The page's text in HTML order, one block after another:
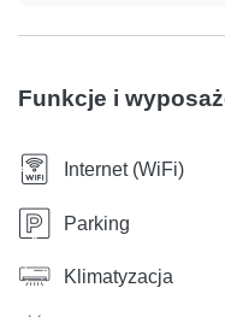
Park Archeologiczny
znajduje się w Splicie,
Vujica, Okrug Gornji.
Funkcje i
Internet (WiFi)
Parking
Klimatyzacja